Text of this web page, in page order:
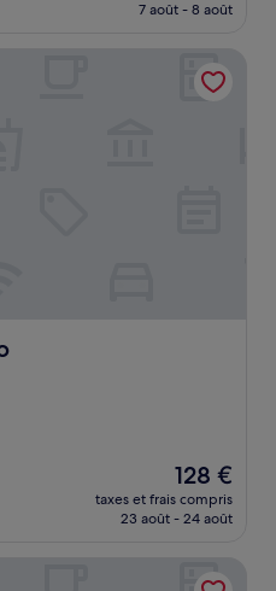
prix
de
108 €
7 août - 8 août
Le
nouveau
prix
de
128 €
128 €
taxes et frais compris
23 août - 24 août